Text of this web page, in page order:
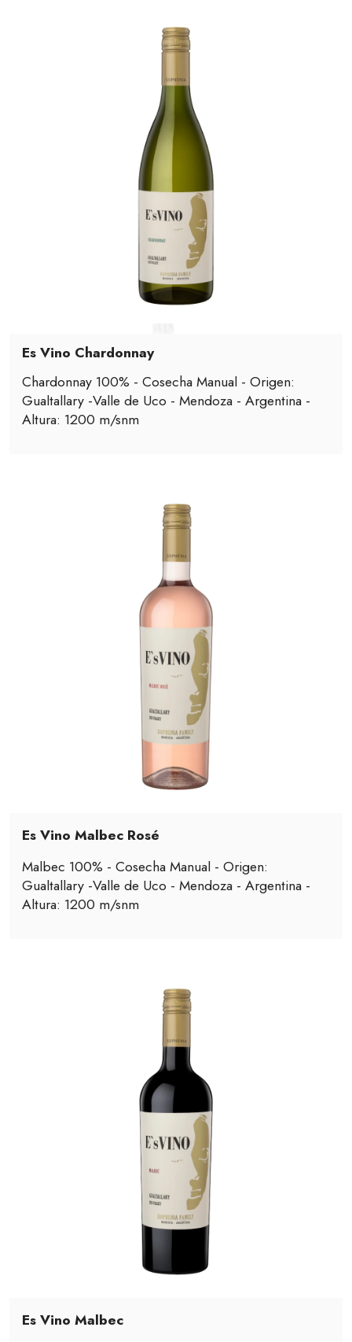
Es Vino Chardonnay
Chardonnay 100% - Cosecha Manual - Origen:
Gualtallary -Valle de Uco - Mendoza - Argentina -
Altura: 1200 m/snm
Es Vino Malbec Rosé
Malbec 100% - Cosecha Manual - Origen:
Gualtallary -Valle de Uco - Mendoza - Argentina -
Altura: 1200 m/snm
Es Vino Malbec